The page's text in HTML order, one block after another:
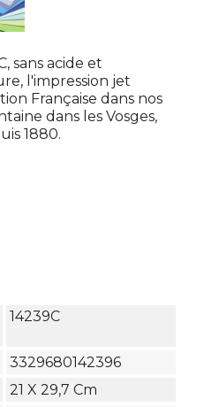
sans acide et
l'impression jet
Française dans nos
dans les Vosges,
1880.
14239C
3329680142396
21 X 29,7 Cm